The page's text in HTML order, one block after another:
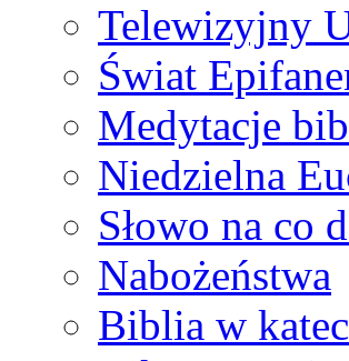
Telewizyjny
Świat
Medytacje
Niedzielna
Słowo na co
Nabożeństwa
Biblia w